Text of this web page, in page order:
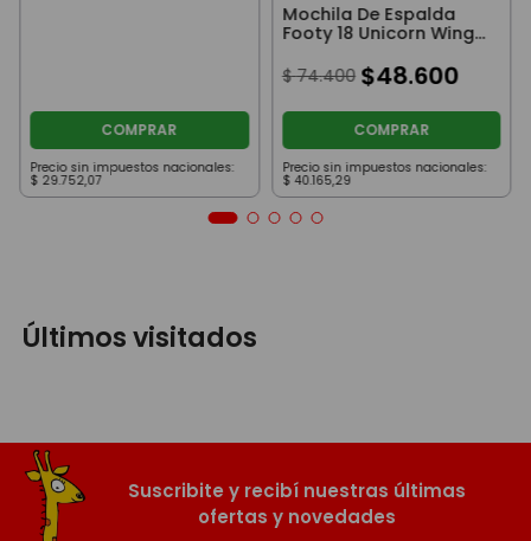
COMPRAR
Precio sin impuestos nacionales:
$ 29.752,07
Mochila De Espalda
Footy 18 Unicorn Wings
Con Luz Led A Pila Rosa
Y Violeta
$ 74.400 $48.600
COMPRAR
Precio sin impuestos nacionales:
$ 40.165,29
Últimos visitados
Suscribite y recibí nuestras últimas
ofertas y novedades